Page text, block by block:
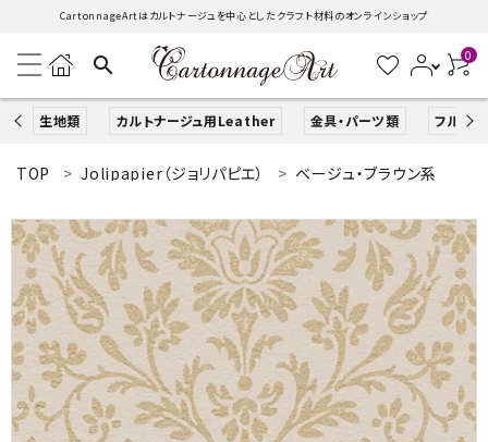
CartonnageArtはカルトナージュを中心としたクラフト材料のオンラインショップ
search 0
生地類 カルトナージュ用Leather 金具・パーツ類 フルキッ
ACCOUNT MENU
ようこそ ゲスト 様
ログイン 新規会員登録
生地類
TOP Jolipapier（ジョリパピエ） ベージュ・ブラウン系